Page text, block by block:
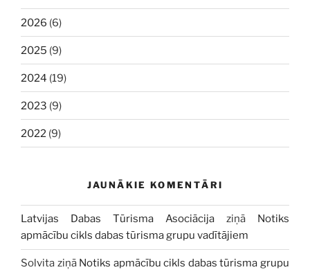
2026 (6)
2025 (9)
2024 (19)
2023 (9)
2022 (9)
JAUNĀKIE KOMENTĀRI
Latvijas Dabas Tūrisma Asociācija ziņā Notiks
apmācību cikls dabas tūrisma grupu vadītājiem
Solvita ziņā Notiks apmācību cikls dabas tūrisma grupu